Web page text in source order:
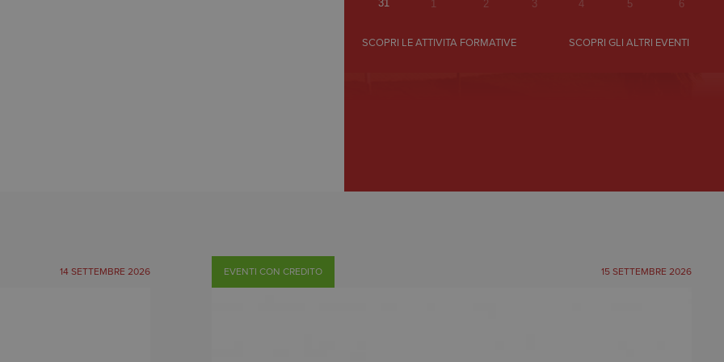
2026 – 31 Marzo 2027
31 1 2 3 4 5 6
SCOPRI LE ATTIVITÀ FORMATIVE SCOPRI GLI ALTRI EVENTI
14 SETTEMBRE 2026 EVENTI CON CREDITO 15 SETTEMBRE 2026